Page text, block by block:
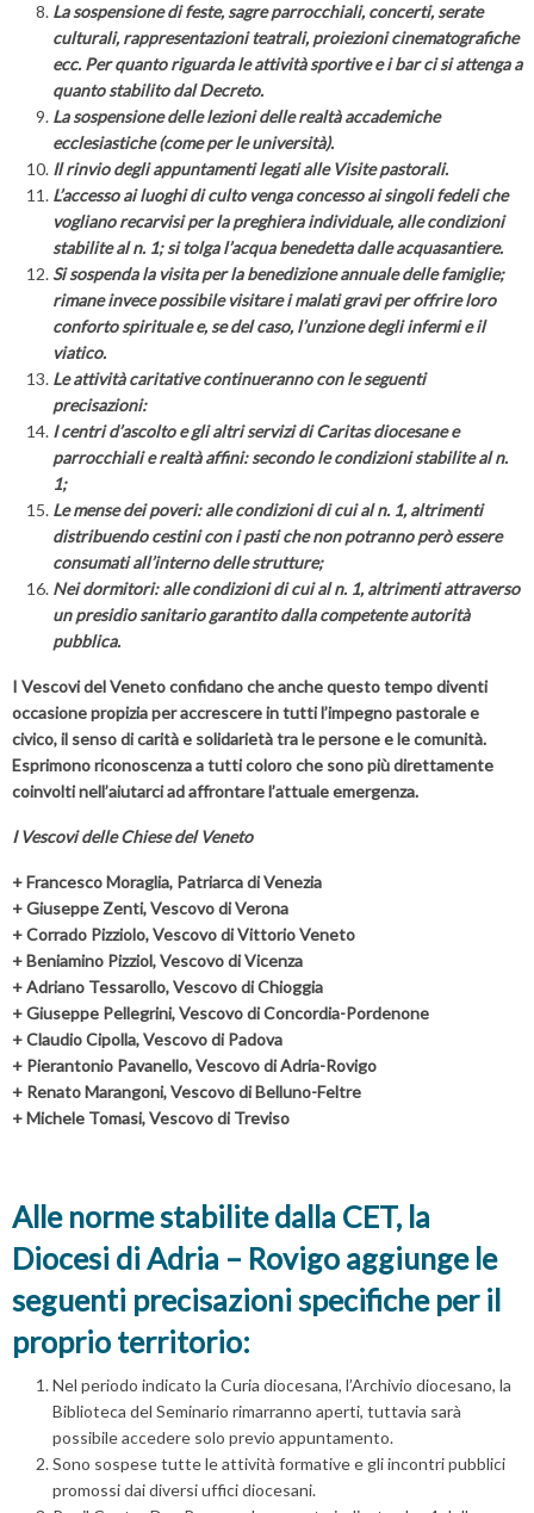
La sospensione di feste, sagre parrocchiali, concerti, serate
culturali, rappresentazioni teatrali, proiezioni cinematografiche
ecc. Per quanto riguarda le attività sportive e i bar ci si attenga a
quanto stabilito dal Decreto.
La sospensione delle lezioni delle realtà accademiche
ecclesiastiche (come per le università).
Il rinvio degli appuntamenti legati alle Visite pastorali.
L’accesso ai luoghi di culto venga concesso ai singoli fedeli che
vogliano recarvisi per la preghiera individuale, alle condizioni
stabilite al n. 1; si tolga l’acqua benedetta dalle acquasantiere.
Si sospenda la visita per la benedizione annuale delle famiglie;
rimane invece possibile visitare i malati gravi per offrire loro
conforto spirituale e, se del caso, l’unzione degli infermi e il
viatico.
Le attività caritative continueranno con le seguenti
precisazioni:
I centri d’ascolto e gli altri servizi di Caritas diocesane e
parrocchiali e realtà affini: secondo le condizioni stabilite al n.
1;
Le mense dei poveri: alle condizioni di cui al n. 1, altrimenti
distribuendo cestini con i pasti che non potranno però essere
consumati all’interno delle strutture;
Nei dormitori: alle condizioni di cui al n. 1, altrimenti attraverso
un presidio sanitario garantito dalla competente autorità
pubblica.
I Vescovi del Veneto confidano che anche questo tempo diventi
occasione propizia per accrescere in tutti l’impegno pastorale e
civico, il senso di carità e solidarietà tra le persone e le comunità.
Esprimono riconoscenza a tutti coloro che sono più direttamente
coinvolti nell’aiutarci ad affrontare l’attuale emergenza.
I Vescovi delle Chiese del Veneto
+ Francesco Moraglia, Patriarca di Venezia
+ Giuseppe Zenti, Vescovo di Verona
+ Corrado Pizziolo, Vescovo di Vittorio Veneto
+ Beniamino Pizziol, Vescovo di Vicenza
+ Adriano Tessarollo, Vescovo di Chioggia
+ Giuseppe Pellegrini, Vescovo di Concordia-Pordenone
+ Claudio Cipolla, Vescovo di Padova
+ Pierantonio Pavanello, Vescovo di Adria-Rovigo
+ Renato Marangoni, Vescovo di Belluno-Feltre
+ Michele Tomasi, Vescovo di Treviso
Alle norme stabilite dalla CET, la
Diocesi di Adria – Rovigo aggiunge le
seguenti precisazioni specifiche per il
proprio territorio:
Nel periodo indicato la Curia diocesana, l’Archivio diocesano, la
Biblioteca del Seminario rimarranno aperti, tuttavia sarà
possibile accedere solo previo appuntamento.
Sono sospese tutte le attività formative e gli incontri pubblici
promossi dai diversi uffici diocesani.